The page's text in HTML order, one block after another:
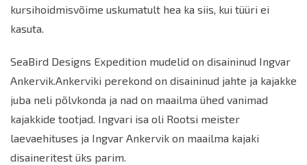
kursihoidmisvõime uskumatult hea ka siis, kui tüüri ei
kasuta.
SeaBird Designs Expedition mudelid on disaininud Ingvar
Ankervik.Ankerviki perekond on disaininud jahte ja kajakke
juba neli põlvkonda ja nad on maailma ühed vanimad
kajakkide tootjad. Ingvari isa oli Rootsi meister
laevaehituses ja Ingvar Ankervik on maailma kajaki
disaineritest üks parim.